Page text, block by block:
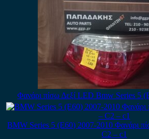
Φανάρι πίσω Δεξί LED Bmw Series 5
BMW Series 5 (E60) 2007-2010 Φανάρι
C2 – c1